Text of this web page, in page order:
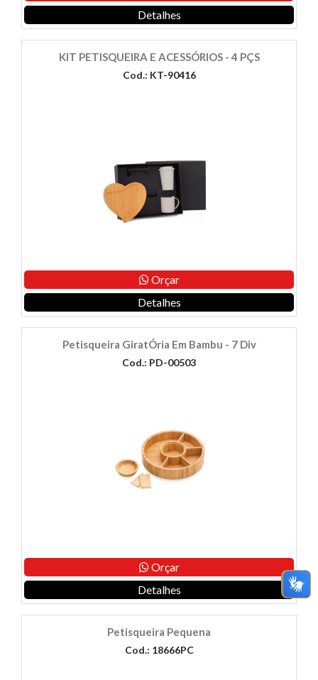
Detalhes
KIT PETISQUEIRA E ACESSÓRIOS - 4 PÇS
Cod.: KT-90416
Orçar
Detalhes
Petisqueira GiratÓria Em Bambu - 7 Div
Cod.: PD-00503
Orçar
Detalhes
Petisqueira Pequena
Cod.: 18666PC